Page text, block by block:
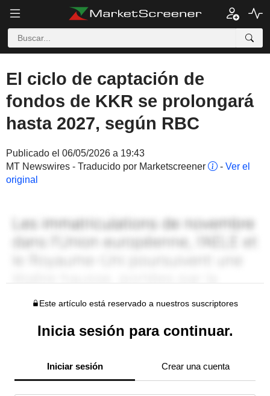
El ciclo de captación de
fondos de KKR se prolongará
hasta 2027, según RBC
Publicado el 06/05/2026 a 19:43
MT Newswires - Traducido por Marketscreener
- Ver el
original
Este artículo está reservado a nuestros suscriptores
Inicia sesión para continuar.
Iniciar sesión Crear una cuenta